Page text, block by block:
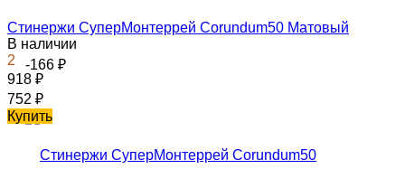
-166 ₽
Стинержи СуперМонтеррей Corundum50 Матовый
В наличии
2
918 ₽
752 ₽
Купить